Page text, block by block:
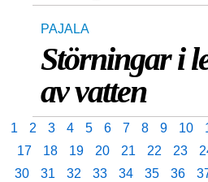
PAJALA
Störningar i
av vatten
1 2 3 4 5 6 7 8 9 10
17
18 19 20 21 22 23
30
31 32 33 34 35 36